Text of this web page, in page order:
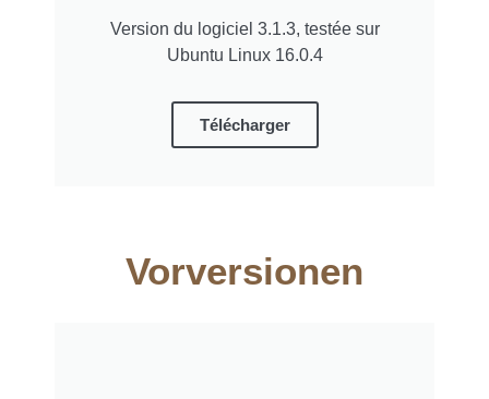
Version du logiciel 3.1.3, testée sur
Ubuntu Linux 16.0.4
Télécharger
Vorversionen